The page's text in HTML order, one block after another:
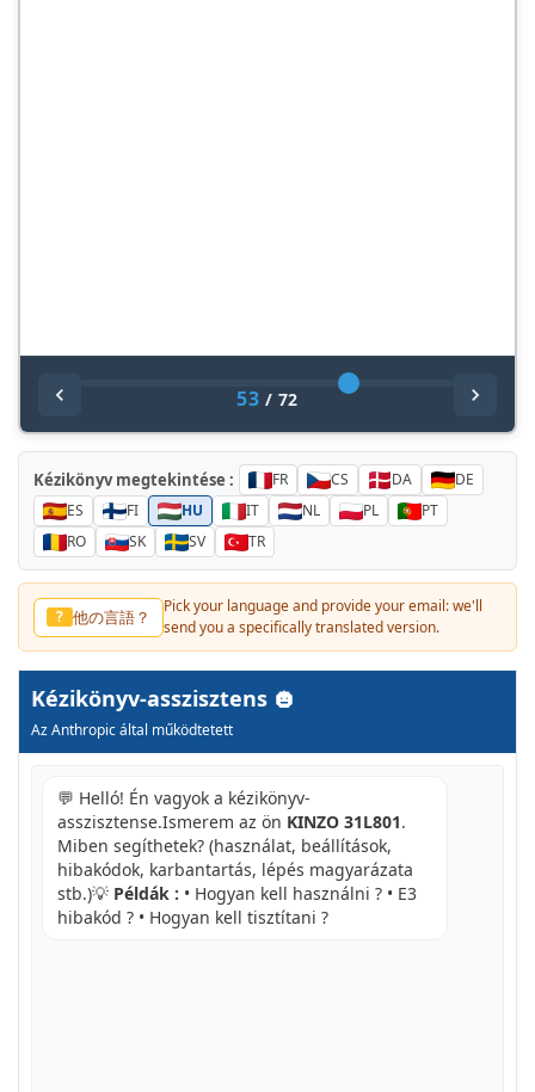
53 / 72
Kézikönyv megtekintése : FR CS DA
DE
ES
FI HU IT NL PL
PT
RO
SK SV TR
? 他の言語？
Pick your language and provide your email: we'll
send you a specifically translated version.
Kézikönyv-asszisztens
Az Anthropic által működtetett
💬 Helló! Én vagyok a kézikönyv-
asszisztense.Ismerem az ön KINZO 31L801.
Miben segíthetek? (használat, beállítások,
hibakódok, karbantartás, lépés magyarázata
stb.)💡 Példák : • Hogyan kell használni ? • E3
hibakód ? • Hogyan kell tisztítani ?